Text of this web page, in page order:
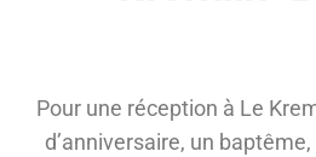
Pour une réception à Le
d’anniversaire, un